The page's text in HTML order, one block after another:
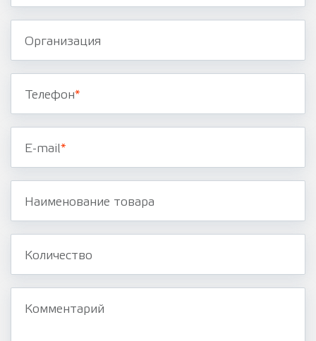
Организация
Телефон*
E-mail*
Наименование товара
Количество
Комментарий